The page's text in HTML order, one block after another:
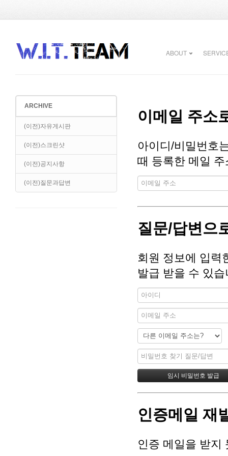
ABOUT
ARCHIVE
(이전)자유게시판
(이전)스크린샷
(이전)공지사항
(이전)질문과답변
이메일 주소
아이디/비밀번호
때 등록한 메일
질문/답변으
회원 정보에 입력
발급 받을 수 있습
인증메일 재
인증 메일을 받지